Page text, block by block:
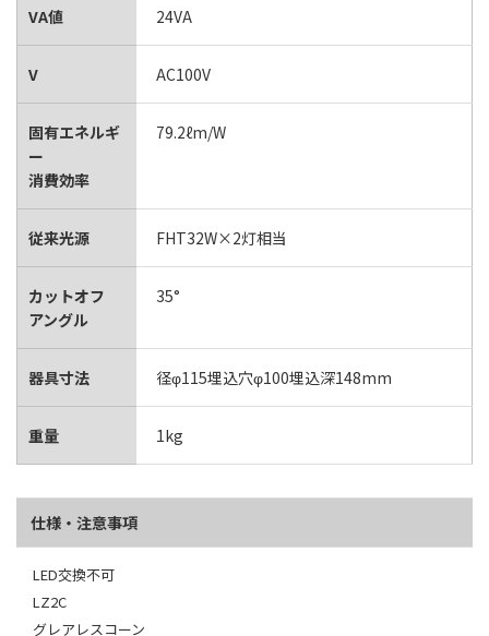
VA値 24VA
V AC100V
固有エネルギ
ー
消費効率
79.2ℓm/W
従来光源 FHT32W×2灯相当
カットオフ
アングル
35°
器具寸法 径φ115埋込穴φ100埋込深148mm
重量 1kg
仕様・注意事項
LED交換不可
LZ2C
グレアレスコーン